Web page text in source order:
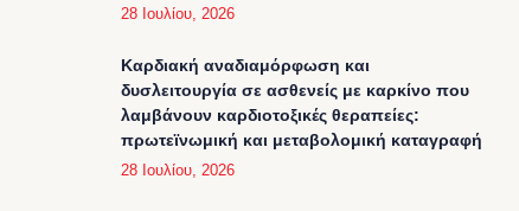
28 Ιουλίου, 2026
Καρδιακή αναδιαμόρφωση και
δυσλειτουργία σε ασθενείς με καρκίνο που
λαμβάνουν καρδιοτοξικές θεραπείες:
πρωτεϊνωμική και μεταβολομική καταγραφή
28 Ιουλίου, 2026